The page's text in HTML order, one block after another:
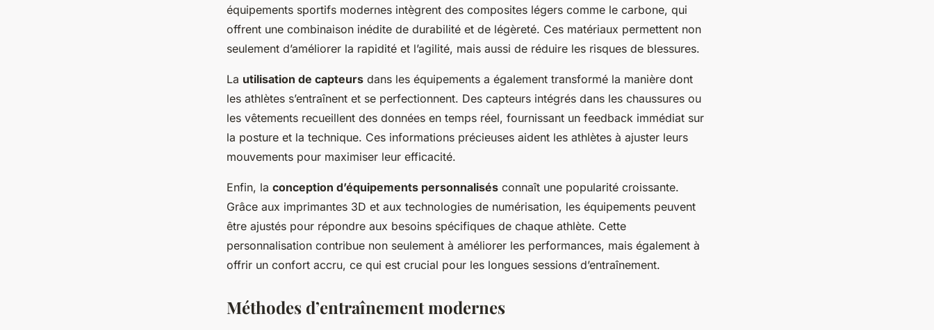
équipements sportifs modernes intègrent des composites légers comme le carbone, qui
offrent une combinaison inédite de durabilité et de légèreté. Ces matériaux permettent non
seulement d’améliorer la rapidité et l’agilité, mais aussi de réduire les risques de blessures.
La utilisation de capteurs dans les équipements a également transformé la manière dont
les athlètes s’entraînent et se perfectionnent. Des capteurs intégrés dans les chaussures ou
les vêtements recueillent des données en temps réel, fournissant un feedback immédiat sur
la posture et la technique. Ces informations précieuses aident les athlètes à ajuster leurs
mouvements pour maximiser leur efficacité.
Enfin, la conception d’équipements personnalisés connaît une popularité croissante.
Grâce aux imprimantes 3D et aux technologies de numérisation, les équipements peuvent
être ajustés pour répondre aux besoins spécifiques de chaque athlète. Cette
personnalisation contribue non seulement à améliorer les performances, mais également à
offrir un confort accru, ce qui est crucial pour les longues sessions d’entraînement.
Méthodes d’entraînement modernes